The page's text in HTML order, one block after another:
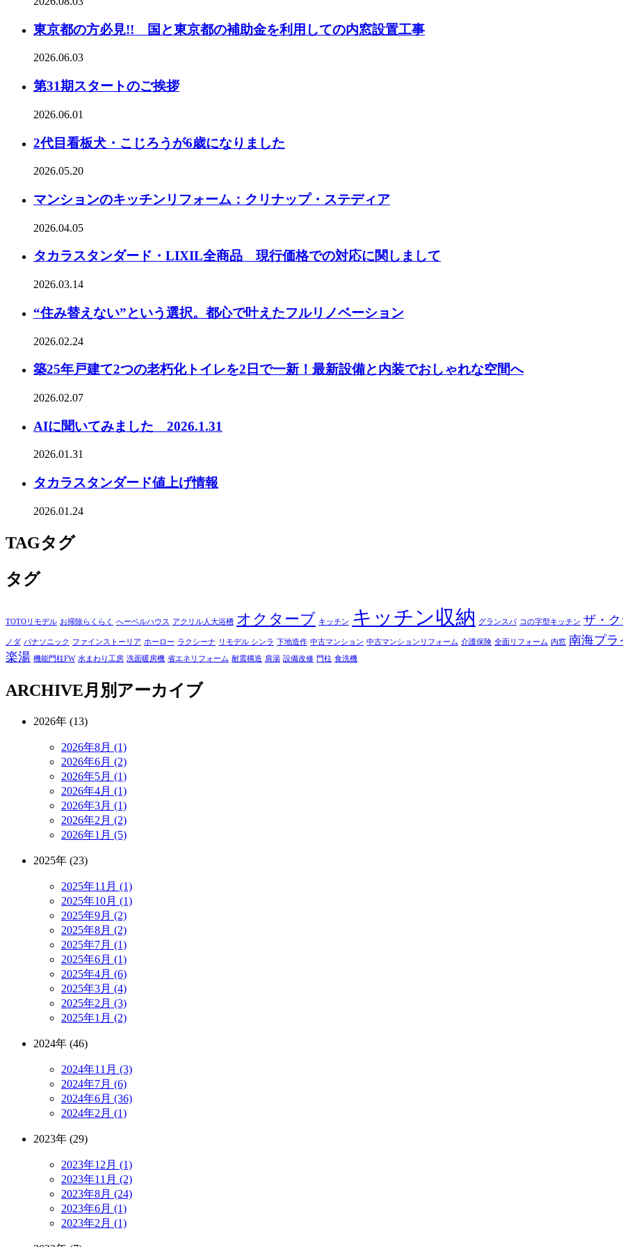
東京都の方必見!! 国と東京都の補助金を利用しての内窓設置工事
2026.06.03
第31期スタートのご挨拶
2026.06.01
2代目看板犬・こじろうが6歳になりました
2026.05.20
マンションのキッチンリフォーム：クリナップ・ステディア
2026.04.05
タカラスタンダード・LIXIL全商品 現行価格での対応に関しまして
2026.03.14
“住み替えない”という選択。都心で叶えたフルリノベーション
2026.02.24
築25年戸建て2つの老朽化トイレを2日で一新！最新設備と内装でおしゃれな空間へ
2026.02.07
AIに聞いてみました 2026.1.31
2026.01.31
タカラスタンダード値上げ情報
2026.01.24
TAGタグ
タグ
TOTOリモデル お掃除らくらく へーベルハウス アクリル人大浴槽 オクターブ キッチン キッチン収納 グランスパ コの字型キッチン ザ・
ノダ パナソニック ファインストーリア ホーロー ラクシーナ リモデル シンラ 下地造作 中古マンション 中古マンションリフォーム 介護保険 全面リフォーム 内窓 南海プラ
楽湯 機能門柱FW 水まわり工房 洗面暖房機 省エネリフォーム 耐震構造 肩湯 設備改修 門柱 食洗機
ARCHIVE月別アーカイブ
2026年 (13)
2026年8月 (1)
2026年6月 (2)
2026年5月 (1)
2026年4月 (1)
2026年3月 (1)
2026年2月 (2)
2026年1月 (5)
2025年 (23)
2025年11月 (1)
2025年10月 (1)
2025年9月 (2)
2025年8月 (2)
2025年7月 (1)
2025年6月 (1)
2025年4月 (6)
2025年3月 (4)
2025年2月 (3)
2025年1月 (2)
2024年 (46)
2024年11月 (3)
2024年7月 (6)
2024年6月 (36)
2024年2月 (1)
2023年 (29)
2023年12月 (1)
2023年11月 (2)
2023年8月 (24)
2023年6月 (1)
2023年2月 (1)